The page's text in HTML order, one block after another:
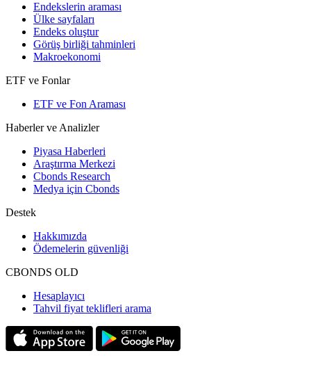
Endekslerin araması
Ülke sayfaları
Endeks oluştur
Görüş birliği tahminleri
Makroekonomi
ETF ve Fonlar
ETF ve Fon Araması
Haberler ve Analizler
Piyasa Haberleri
Araştırma Merkezi
Cbonds Research
Medya için Cbonds
Destek
Hakkımızda
Ödemelerin güvenliği
CBONDS OLD
Hesaplayıcı
Tahvil fiyat teklifleri arama